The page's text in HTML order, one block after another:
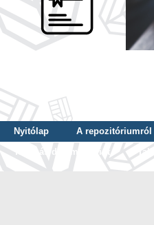
Nyitólap A repozitóriumról
Tallózás dátum szerint